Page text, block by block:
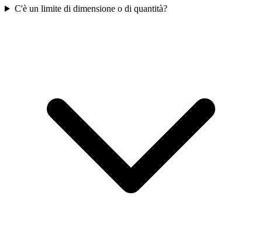
C'è un limite di dimensione o di quantità?